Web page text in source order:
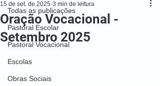
Todas as publicações
Pastoral Escolar
Pastoral Vocacional
Escolas
Obras Sociais
Oração Vocacional -
Setembro 2025
15 de set. de 2025 3 min de leitura